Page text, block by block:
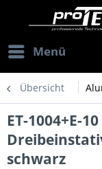
Menü
Übersicht
ET-1004+E-
schwarz